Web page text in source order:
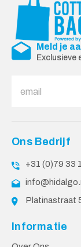
Meld je
Exclusieve
Ons Bedrijf
+31 (0)79 33
Platinastraat
Informatie